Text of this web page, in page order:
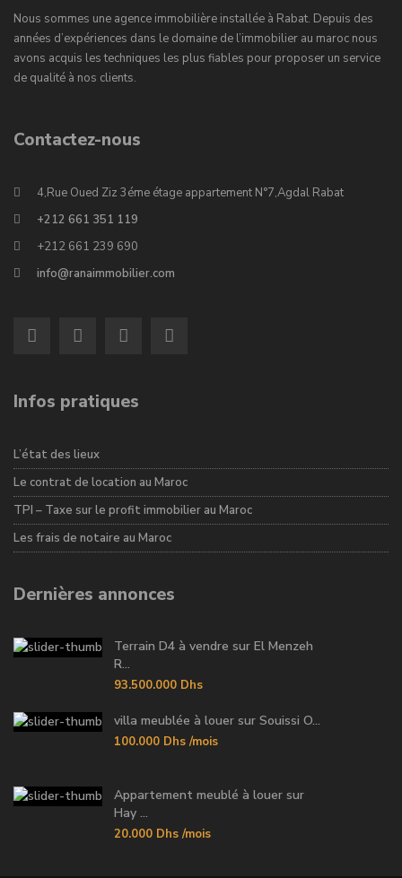
Nous sommes une agence immobilière installée à Rabat. Depuis des
années d’expériences dans le domaine de l’immobilier au maroc nous
avons acquis les techniques les plus fiables pour proposer un service
de qualité à nos clients.
Contactez-nous
4,Rue Oued Ziz 3éme étage appartement N°7,Agdal Rabat
+212 661 351 119
+212 661 239 690
info@ranaimmobilier.com
Infos pratiques
L’état des lieux
Le contrat de location au Maroc
TPI – Taxe sur le profit immobilier au Maroc
Les frais de notaire au Maroc
Dernières annonces
Terrain D4 à vendre sur El Menzeh
R...
93.500.000 Dhs
villa meublée à louer sur Souissi O...
100.000 Dhs /mois
Appartement meublé à louer sur
Hay ...
20.000 Dhs /mois